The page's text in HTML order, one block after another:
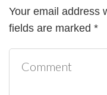
Your email address
fields are marked *